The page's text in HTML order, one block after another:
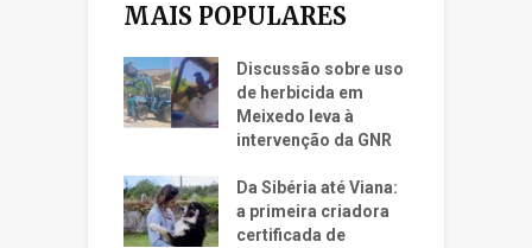
MAIS POPULARES
Discussão sobre uso
de herbicida em
Meixedo leva à
intervenção da GNR
Da Sibéria até Viana:
a primeira criadora
certificada de